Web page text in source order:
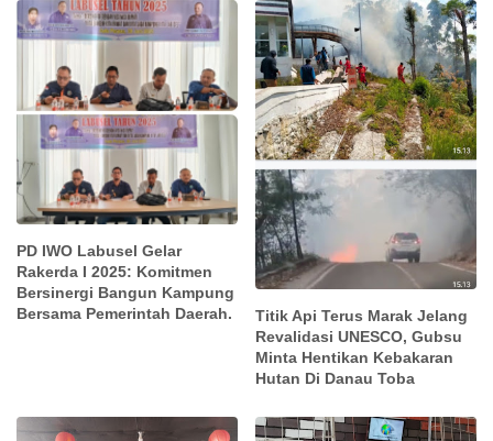
PD IWO Labusel Gelar
Rakerda I 2025: Komitmen
Bersinergi Bangun Kampung
Bersama Pemerintah Daerah.
Titik Api Terus Marak Jelang
Revalidasi UNESCO, Gubsu
Minta Hentikan Kebakaran
Hutan Di Danau Toba